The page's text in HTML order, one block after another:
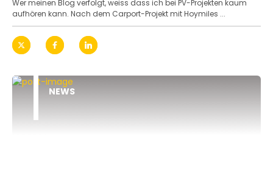
Wer meinen Blog verfolgt, weiss dass ich bei PV-Projekten kaum
aufhören kann. Nach dem Carport-Projekt mit Hoymiles ...
NEWS